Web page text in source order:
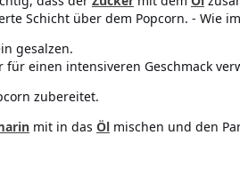
Schicht über dem Popcorn. - Wie
gesalzen.
einen intensiveren Geschmack
zubereitet.
mit in das Öl mischen und den